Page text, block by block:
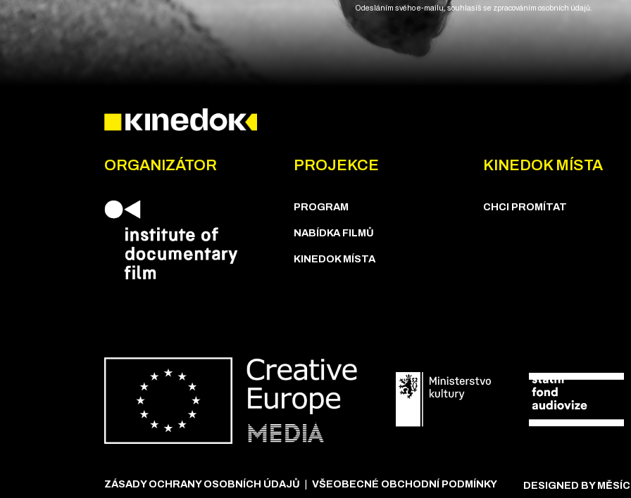
Odesláním svého e-mailu, souhlasíš se zpracováním osobních údajů.
ORGANIZÁTOR PROJEKCE
PROGRAM
NABÍDKA FILMŮ
KINEDOK MÍSTA
KINEDOK MÍSTA
CHCI PROMÍTAT
ZÁSADY OCHRANY OSOBNÍCH ÚDAJŮ VŠEOBECNÉ OBCHODNÍ PODMÍNKY DESIGNED BY